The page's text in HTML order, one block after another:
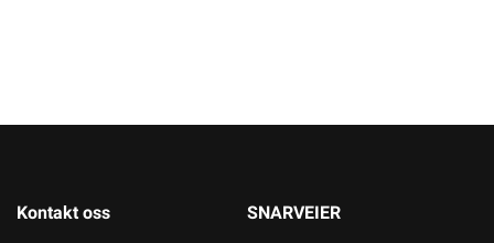
Kontakt oss SNARVEIER